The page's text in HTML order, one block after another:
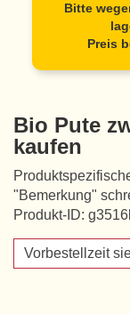
Bitte
Preis
Bio Pute
kaufen
"Bemerkung"
Produkt-ID:
Vorbestellzeit